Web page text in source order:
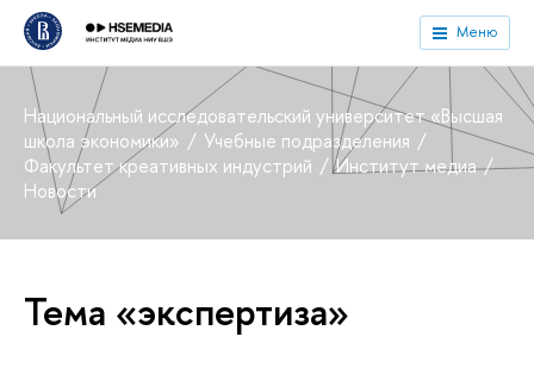
Меню
Национальный исследовательский университет «Высшая
школа экономики»
Учебные подразделения
Факультет креативных индустрий
Институт медиа
Новости
Тема «экспертиза»